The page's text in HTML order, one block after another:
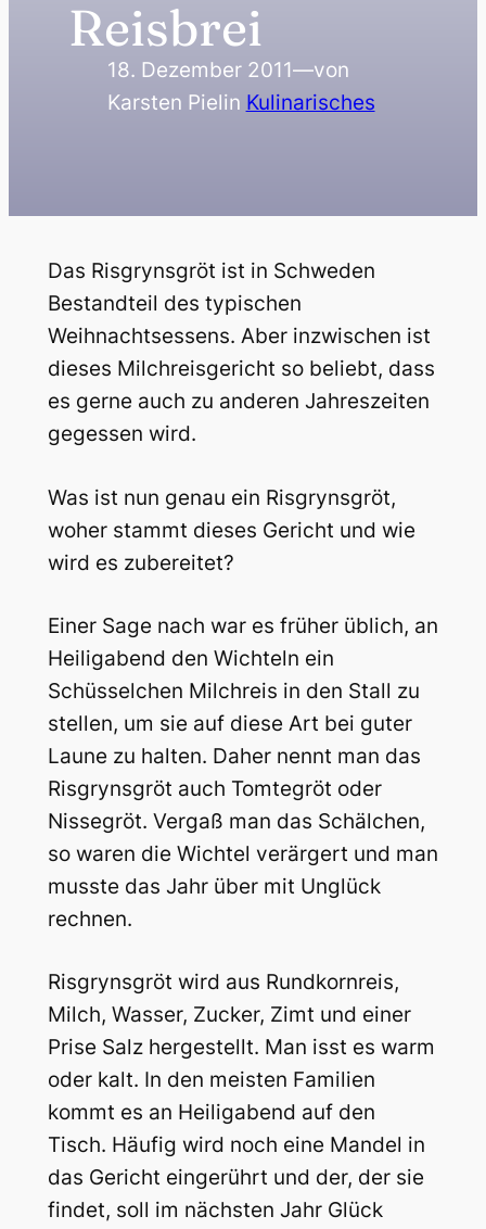
Reisbrei
18. Dezember 2011—von
Karsten Pielin Kulinarisches
Das Risgrynsgröt ist in Schweden
Bestandteil des typischen
Weihnachtsessens. Aber inzwischen ist
dieses Milchreisgericht so beliebt, dass
es gerne auch zu anderen Jahreszeiten
gegessen wird.
Was ist nun genau ein Risgrynsgröt,
woher stammt dieses Gericht und wie
wird es zubereitet?
Einer Sage nach war es früher üblich, an
Heiligabend den Wichteln ein
Schüsselchen Milchreis in den Stall zu
stellen, um sie auf diese Art bei guter
Laune zu halten. Daher nennt man das
Risgrynsgröt auch Tomtegröt oder
Nissegröt. Vergaß man das Schälchen,
so waren die Wichtel verärgert und man
musste das Jahr über mit Unglück
rechnen.
Risgrynsgröt wird aus Rundkornreis,
Milch, Wasser, Zucker, Zimt und einer
Prise Salz hergestellt. Man isst es warm
oder kalt. In den meisten Familien
kommt es an Heiligabend auf den
Tisch. Häufig wird noch eine Mandel in
das Gericht eingerührt und der, der sie
findet, soll im nächsten Jahr Glück